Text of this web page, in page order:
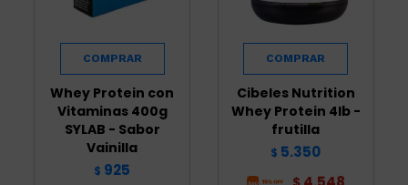
Whey Protein con
Vitaminas 400g
SYLAB - Sabor
Vainilla
$ 925
Cibeles Nutrition
Whey Protein 4lb -
frutilla
$ 5.350